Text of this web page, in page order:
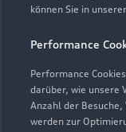
können Sie in unserer
Performance
Performance
darüber, wie unsere
Anzahl der
werden zur